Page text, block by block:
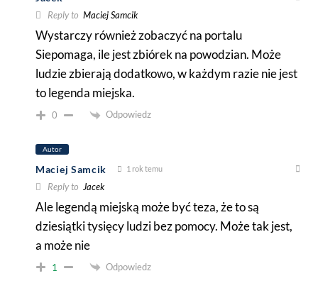
Reply to Maciej Samcik
Wystarczy również zobaczyć na portalu
Siepomaga, ile jest zbiórek na powodzian. Może
ludzie zbierają dodatkowo, w każdym razie nie jest
to legenda miejska.
0 Odpowiedz
Autor
Maciej Samcik 1 rok temu
Reply to Jacek
Ale legendą miejską może być teza, że to są
dziesiątki tysięcy ludzi bez pomocy. Może tak jest,
a może nie
1 Odpowiedz